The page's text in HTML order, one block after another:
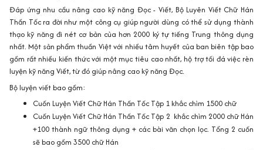
Đáp ứng nhu cầu nâng cao kỹ năng Đọc - Viết, Bộ Luyên Viết Chữ Hán
Thần Tốcra đời như một công cụ giúp người dùng có thể sử dụng thành
thạo kỹ năng đi nét cơ bản của hơn 2000 ký tự tiếng Trung thông dụng
nhất. Một sản phẩm thuần Việt với nhiều tâm huyết của ban biên tập bao
gồm rất nhiều kiến thức với một mục tiêu cao nhất, hộ trợ tối đá việc rèn
luyện kỹ năng Viết, từ đó giúp nâng cao kỹ năng Đọc.
Bộ luyện viết bao gồm:
Cuốn Luyện Viết Chữ Hán Thần Tốc Tập 1 khắc chìm 1500 chữ
Cuốn Luyện Viết Chữ Hán Thần Tốc Tập 2 khắc chìm 2000 chữ Hán
+100 thành ngữ thông dụng + các bài văn chọn lọc. Tổng 2 cuốn
sẽ bao gồm 3500 chữ Hán